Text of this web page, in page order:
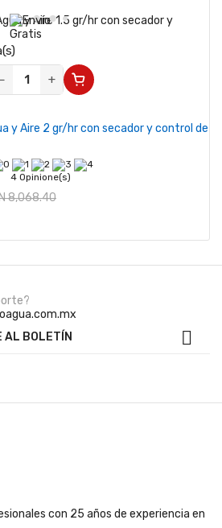
+
y Aire 2 gr/hr con secador y control de
4 Opinione(s)
8,068.40
AL BOLETÍN

con 25 años de experiencia en